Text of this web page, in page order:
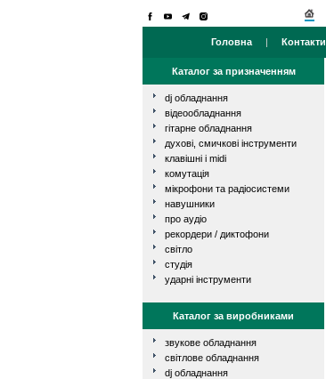
Головна | Контакти
Каталог за призначенням
dj обладнання
відеообладнання
гітарне обладнання
духові, смичкові інструменти
клавішні і midi
комутація
мікрофони та радіосистеми
навушники
про аудіо
рекордери / диктофони
світло
студія
ударні інструменти
Каталог за виробниками
звукове обладнання
світлове обладнання
dj обладнання